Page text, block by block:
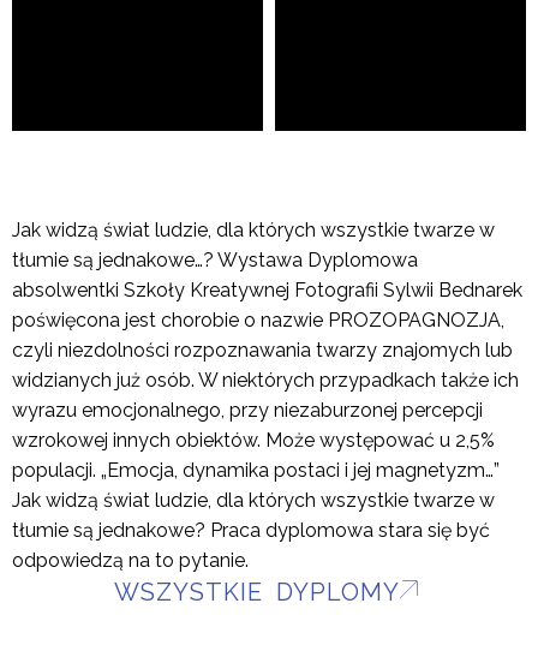
Jak widzą świat ludzie, dla których wszystkie twarze w
tłumie są jednakowe…? Wystawa Dyplomowa
absolwentki Szkoły Kreatywnej Fotografii Sylwii Bednarek
poświęcona jest chorobie o nazwie PROZOPAGNOZJA,
czyli niezdolności rozpoznawania twarzy znajomych lub
widzianych już osób. W niektórych przypadkach także ich
wyrazu emocjonalnego, przy niezaburzonej percepcji
wzrokowej innych obiektów. Może występować u 2,5%
populacji. „Emocja, dynamika postaci i jej magnetyzm…”
Jak widzą świat ludzie, dla których wszystkie twarze w
tłumie są jednakowe? Praca dyplomowa stara się być
odpowiedzą na to pytanie.
WSZYSTKIE DYPLOMY